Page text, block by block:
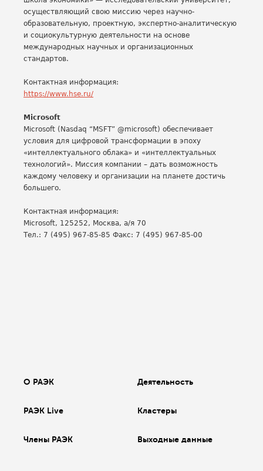
осуществляющий свою миссию через научно-
образовательную, проектную, экспертно-аналитическую
и социокультурную деятельности на основе
международных научных и организационных
стандартов.
Контактная информация:
https://www.hse.ru/
Microsoft
Microsoft (Nasdaq “MSFT” @microsoft) обеспечивает
условия для цифровой трансформации в эпоху
«интеллектуального облака» и «интеллектуальных
технологий». Миссия компании – дать возможность
каждому человеку и организации на планете достичь
большего.
Контактная информация:
Microsoft, 125252, Москва, а/я 70
Тел.: 7 (495) 967-85-85 Факс: 7 (495) 967-85-00
О РАЭК Деятельность
РАЭК Live Кластеры
Члены РАЭК Выходные данные